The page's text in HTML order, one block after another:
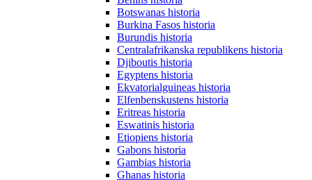
Botswanas historia
Burkina Fasos historia
Burundis historia
Centralafrikanska republikens historia
Djiboutis historia
Egyptens historia
Ekvatorialguineas historia
Elfenbenskustens historia
Eritreas historia
Eswatinis historia
Etiopiens historia
Gabons historia
Gambias historia
Ghanas historia